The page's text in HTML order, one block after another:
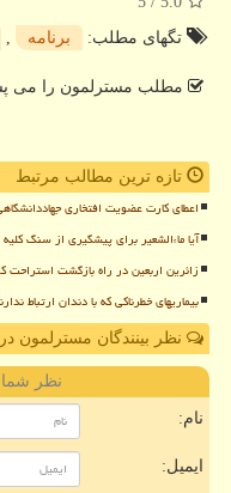
تگهای مطلب:
برنامه ,
مطلب مسترلمون را می
تازه ترین مطالب مرتبط
اعطای کارت عضویت افتخاری
آیا ماءالشعیر برای پیشگیری از سنگ
زائرین اربعین در راه بازگشت
بیماریهای خطرناکی که با دندان ارتباط
نظر بینندگان مسترلمون
نظر
نام:
ایمیل: